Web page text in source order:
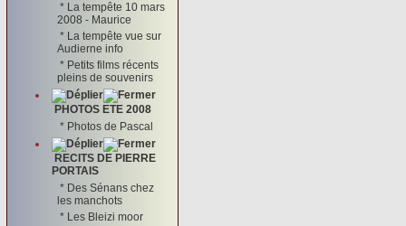
* La tempête 10 mars
2008 - Maurice
* La tempête vue sur
Audierne info
* Petits films récents
pleins de souvenirs
PHOTOS ETE 2008
* Photos de Pascal
RECITS DE PIERRE
PORTAIS
* Des Sénans chez
les manchots
* Les Bleizi moor